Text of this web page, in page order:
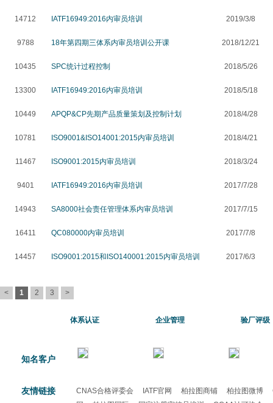
14712 IATF16949:2016内审员培训 2019/3/8
9788 18年第四期三体系内审员培训公开课 2018/12/21
10435 SPC统计过程控制 2018/5/26
13300 IATF16949:2016内审员培训 2018/5/18
10449 APQP&CP先期产品质量策划及控制计划 2018/4/28
10781 ISO9001&ISO14001:2015内审员培训 2018/4/21
11467 ISO9001:2015内审员培训 2018/3/24
9401 IATF16949:2016内审员培训 2017/7/28
14943 SA8000社会责任管理体系内审员培训 2017/7/15
16411 QC080000内审员培训 2017/7/8
14457 ISO9001:2015和ISO140001:2015内审员培训 2017/6/3
< 1 2 3 >
体系认证 企业管理 验厂评级
知名客户
友情链接 CNAS合格评委会 IATF官网 柏拉图商铺 柏拉图微博